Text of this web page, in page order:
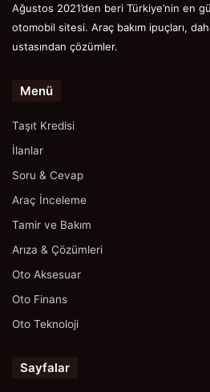
Ağustos 2021’den beri Türkiye’nin en
otomobil sitesi. Araç bakım ipuçları,
ustasından çözümler.
Menü
Taşıt Kredisi
İlanlar
Soru & Cevap
Araç İnceleme
Tamir ve Bakım
Arıza & Çözümleri
Oto Aksesuar
Oto Finans
Oto Teknoloji
Sayfalar